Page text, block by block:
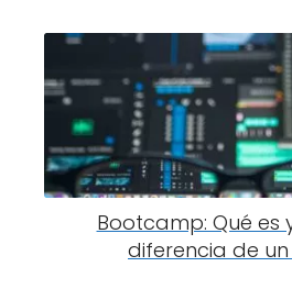
Bootcamp: Qué es
diferencia de